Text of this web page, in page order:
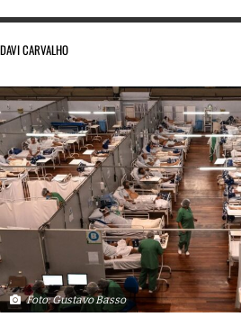
DAVI CARVALHO
Foto: Gustavo Basso